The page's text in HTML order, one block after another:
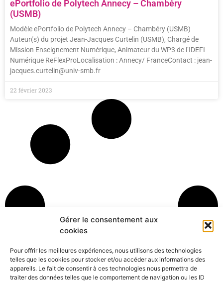
Gérer le consentement aux
cookies
Pour offrir les meilleures expériences, nous utilisons des technologies
telles que les cookies pour stocker et/ou accéder aux informations des
appareils. Le fait de consentir à ces technologies nous permettra de
traiter des données telles que le comportement de navigation ou les ID
ePortfolio de Polytech Annecy – Chambéry
(USMB)
Modèle ePortfolio de Polytech Annecy – Chambéry (USMB)
Auteur(s) du projet Jean-Jacques Curtelin (USMB), Chargé de
Mission Enseignement Numérique, Animateur du WP3 de l’IDEFI
Numérique ReFlexProLocalisation : Annecy/ FranceContact : jean-
jacques.curtelin@univ-smb.fr
22 février 2023